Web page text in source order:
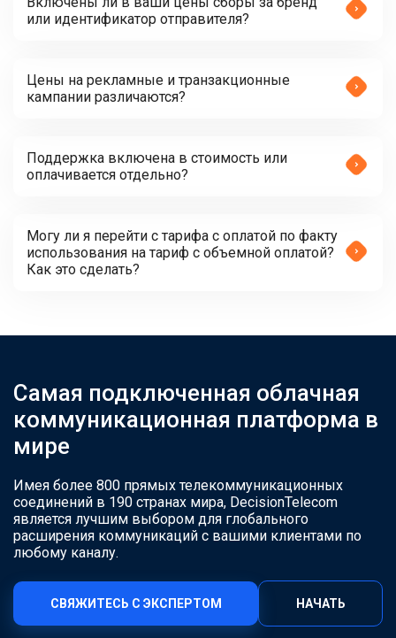
или идентификатор отправителя?
Цены на рекламные и транзакционные
кампании различаются?
Поддержка включена в стоимость или
оплачивается отдельно?
Могу ли я перейти с тарифа с оплатой по факту
использования на тариф с объемной оплатой?
Как это сделать?
Самая подключенная облачная
коммуникационная платформа в
мире
Имея более 800 прямых телекоммуникационных
соединений в 190 странах мира, DecisionTelecom
является лучшим выбором для глобального
расширения коммуникаций с вашими клиентами по
любому каналу.
СВЯЖИТЕСЬ С ЭКСПЕРТОМ НАЧАТЬ